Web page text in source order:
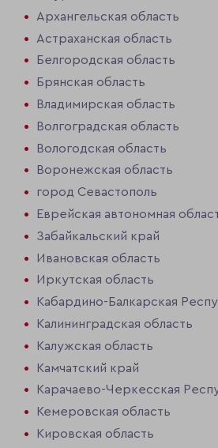
Архангельская область
Астраханская область
Белгородская область
Брянская область
Владимирская область
Волгоградская область
Вологодская область
Воронежская область
город Севастополь
Еврейская автономная
Забайкальский край
Ивановская область
Иркутская область
Кабардино-Балкарская
Калининградская область
Калужская область
Камчатский край
Карачаево-Черкесская
Кемеровская область
Кировская область